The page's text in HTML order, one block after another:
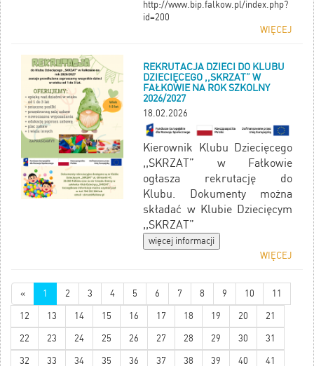
http://www.bip.falkow.pl/index.php?
id=200
WIĘCEJ
REKRUTACJA DZIECI DO KLUBU
DZIECIĘCEGO ,,SKRZAT” W
FAŁKOWIE NA ROK SZKOLNY
2026/2027
18.02.2026
Kierownik Klubu Dziecięcego
,,SKRZAT” w Fałkowie
ogłasza rekrutację do
Klubu. Dokumenty można
składać w Klubie Dziecięcym
,,SKRZAT”
WIĘCEJ
« 1 2 3 4 5 6 7 8 9 10 11
12 13 14 15 16 17 18 19 20 21
22 23 24 25 26 27 28 29 30 31
32 33 34 35 36 37 38 39 40 41